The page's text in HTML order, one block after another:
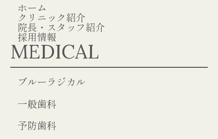
ホーム
クリニック紹介
院長・スタッフ紹介
採用情報
MEDICAL
ブルーラジカル
一般歯科
予防歯科